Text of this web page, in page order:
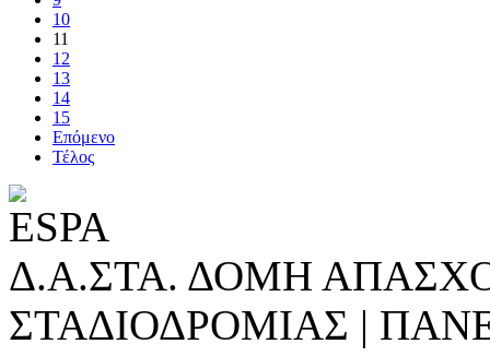
10
11
12
13
14
15
Επόμενο
Τέλος
Δ.Α.ΣΤΑ. ΔΟΜΗ
ΣΤΑΔΙΟΔΡΟΜΙΑΣ |